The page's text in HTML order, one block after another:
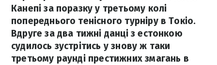
Канепі за поразку у третьому колі
попереднього тенісного турніру в Токіо.
Вдруге за два тижні данці з естонкою
судилось зустрітись у знову ж таки
третьому раунді престижних змагань в